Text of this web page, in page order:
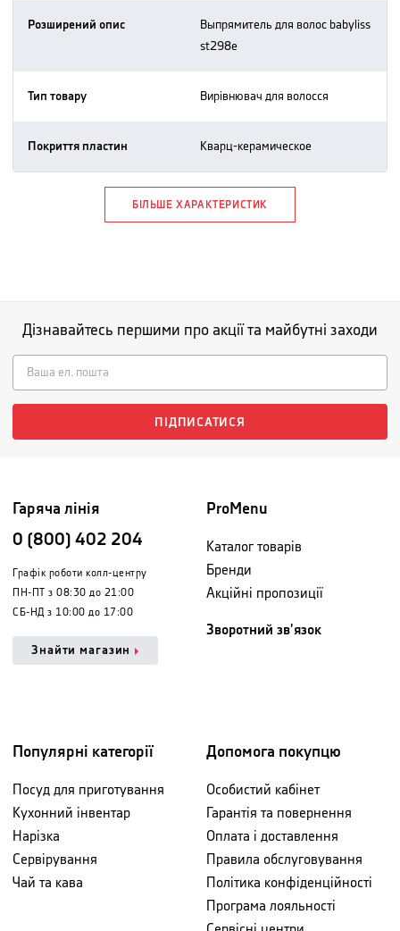
Розширений опис
выпрямитель для волос babyliss
st298e
Тип товару вирівнювач для волосся
Покриття пластин кварц-керамическое
БІЛЬШЕ ХАРАКТЕРИСТИК
Дізнавайтесь першими про акції та майбутні заходи
ПІДПИСАТИСЯ
Гаряча лінія
0 (800) 402 204
Графік роботи колл-центру
ПН-ПТ з 08:30 до 21:00
СБ-НД з 10:00 до 17:00
Знайти магазин
ProMenu
Каталог товарів
Бренди
Акційні пропозиції
Зворотний зв'язок
Популярні категорії
Посуд для приготування
Кухонний інвентар
Нарізка
Сервірування
Чай та кава
Допомога покупцю
Особистий кабінет
Гарантія та повернення
Оплата і доставлення
Правила обслуговування
Політика конфіденційності
Програма лояльності